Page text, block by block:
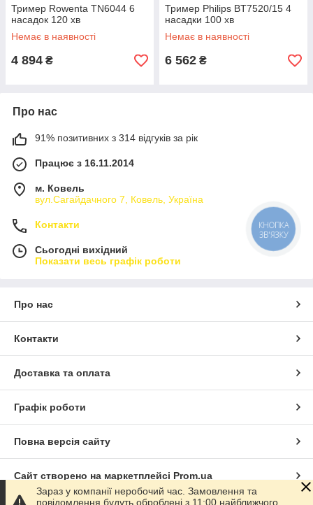
Тример Rowenta TN6044 6
насадок 120 хв
Немає в наявності
4 894 ₴
Тример Philips BT7520/15 4
насадки 100 хв
Немає в наявності
6 562 ₴
Про нас
91% позитивних з 314 відгуків за рік
Працює з 16.11.2014
м. Ковель
вул.Сагайдачного 7, Ковель, Україна
Контакти
Сьогодні вихідний
Показати весь графік роботи
Про нас
Контакти
Доставка та оплата
Графік роботи
Повна версія сайту
Сайт створено на маркетплейсі Prom.ua
Зараз у компанії неробочий час. Замовлення та
повідомлення будуть оброблені з 11:00 найближчого
КНОПКА
ЗВ'ЯЗКУ